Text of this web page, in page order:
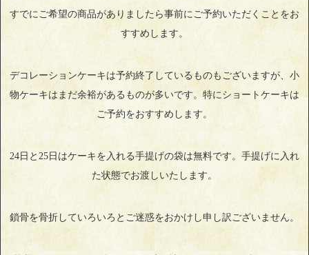
すでにご希望の商品がありましたら事前にご予約いただくことをお
すすめします。
デコレーションケーキは予約終了しているものもございますが、小
物ケーキはまだ余裕があるものが多いです。特にショートケーキは
ご予約をおすすめします。
24日と25日はケーキを入れる手提げの袋は無料です。手提げに入れ
た状態でお渡しいたします。
鎖骨を骨折していろいろとご迷惑をおかけし申し訳ございません。